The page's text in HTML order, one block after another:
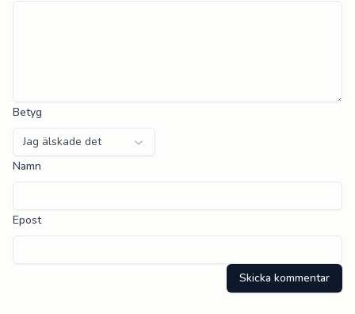
Betyg
Jag älskade det
Namn
Epost
Skicka kommentar